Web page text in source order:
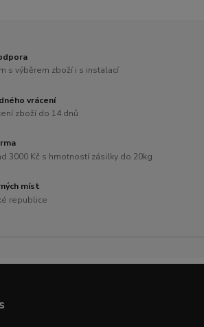
s výběrem zboží i s instalací
vrácení
zboží do 14 dnů
3000 Kč s hmotností zásilky do 20kg
míst
republice